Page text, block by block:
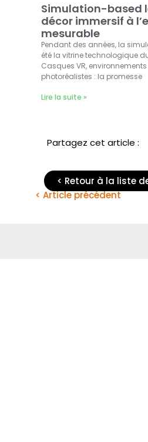
Simulation-based
décor immersif à
mesurable
Pendant des années, la
été la vitrine technologique
Casques VR,
photoréalistes : la promesse
Lire la suite »
Partagez cet article :
< Retour à la liste
< Article précédent